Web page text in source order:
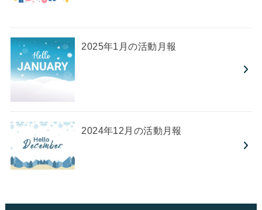
2025年1月の活動月報
2024年12月の活動月報